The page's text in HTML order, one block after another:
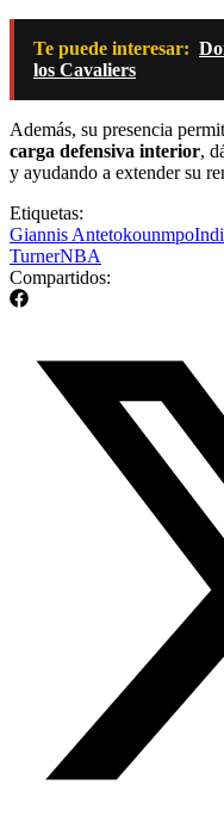
Te puede interesar:
los Cavaliers
Además, su presencia
carga defensiva interior,
y ayudando a extender su
Etiquetas:
Giannis Antetokounmpo
TurnerNBA
Compartidos: